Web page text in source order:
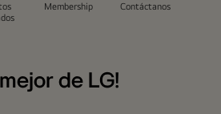
Membership Contáctanos
de LG!